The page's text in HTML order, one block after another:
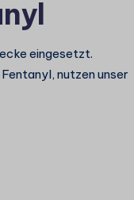
eingesetzt.
nutzen unser